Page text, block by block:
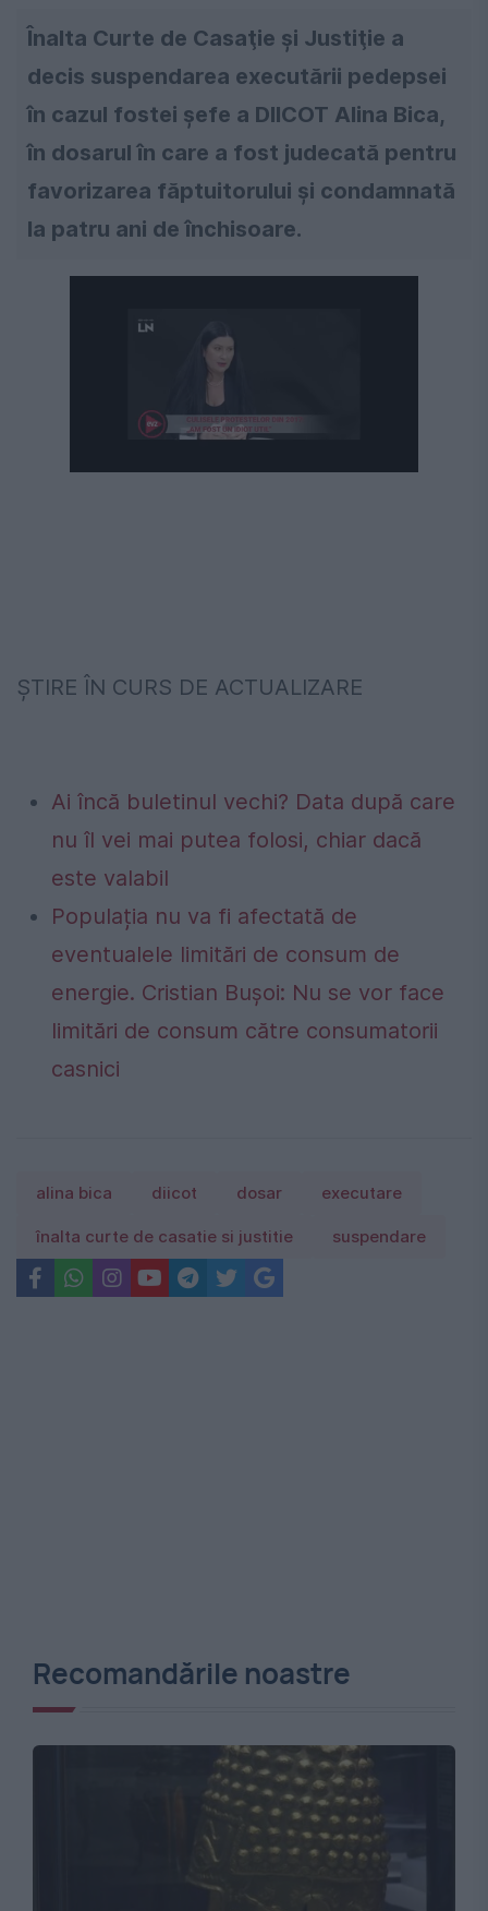
Înalta Curte de Casaţie şi Justiţie a
decis suspendarea executării pedepsei
în cazul fostei şefe a DIICOT Alina Bica,
în dosarul în care a fost judecată pentru
favorizarea făptuitorului şi condamnată
la patru ani de închisoare.
ŞTIRE ÎN CURS DE ACTUALIZARE
Ai încă buletinul vechi? Data după care
nu îl vei mai putea folosi, chiar dacă
este valabil
Populația nu va fi afectată de
eventualele limitări de consum de
energie. Cristian Bușoi: Nu se vor face
limitări de consum către consumatorii
casnici
alina bica diicot dosar executare
înalta curte de casatie si justitie suspendare
Recomandările noastre